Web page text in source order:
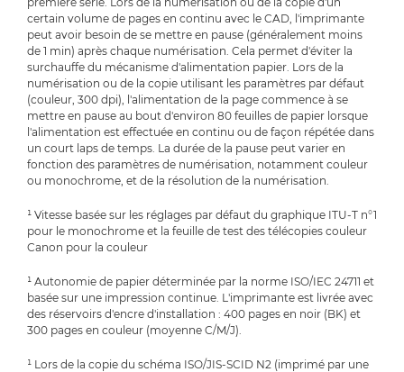
certain volume de pages en continu avec le CAD, l'imprimante
peut avoir besoin de se mettre en pause (généralement moins
de 1 min) après chaque numérisation. Cela permet d'éviter la
surchauffe du mécanisme d'alimentation papier. Lors de la
numérisation ou de la copie utilisant les paramètres par défaut
(couleur, 300 dpi), l'alimentation de la page commence à se
mettre en pause au bout d'environ 80 feuilles de papier lorsque
l'alimentation est effectuée en continu ou de façon répétée dans
un court laps de temps. La durée de la pause peut varier en
fonction des paramètres de numérisation, notamment couleur
ou monochrome, et de la résolution de la numérisation.
¹ Vitesse basée sur les réglages par défaut du graphique ITU-T n°1
pour le monochrome et la feuille de test des télécopies couleur
Canon pour la couleur
¹ Autonomie de papier déterminée par la norme ISO/IEC 24711 et
basée sur une impression continue. L'imprimante est livrée avec
des réservoirs d'encre d'installation : 400 pages en noir (BK) et
300 pages en couleur (moyenne C/M/J).
¹ Lors de la copie du schéma ISO/JIS-SCID N2 (imprimé par une